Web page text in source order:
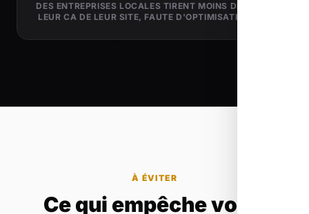
DES ENTREPRISES LOCALES TIRENT MOINS DE 5% DE
LEUR CA DE LEUR SITE, FAUTE D'OPTIMISATION SEO
À ÉVITER
Ce qui empêche votre